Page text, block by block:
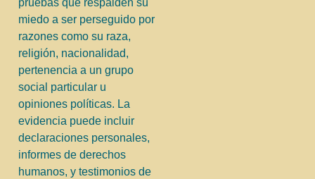
pruebas que respalden su
miedo a ser perseguido por
razones como su raza,
religión, nacionalidad,
pertenencia a un grupo
social particular u
opiniones políticas. La
evidencia puede incluir
declaraciones personales,
informes de derechos
humanos, y testimonios de